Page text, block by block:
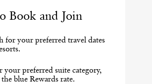
Book and Join
for your preferred travel dates
your preferred suite category,
the blue Rewards rate.